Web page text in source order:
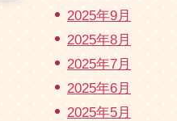
2025年9月
2025年8月
2025年7月
2025年6月
2025年5月